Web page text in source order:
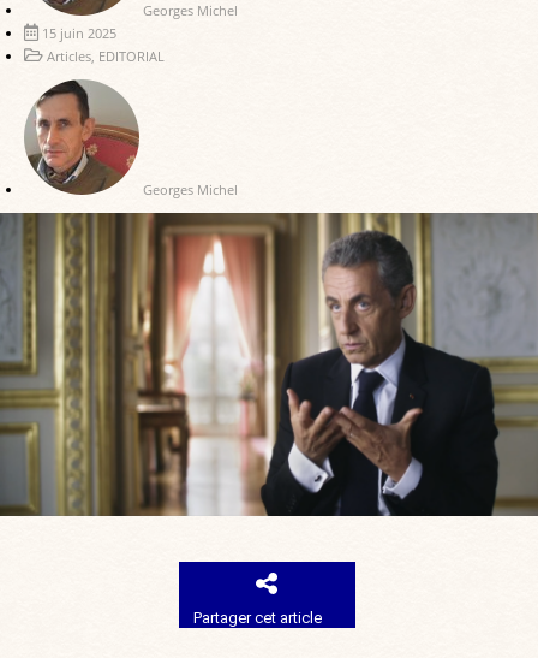
Georges Michel
15 juin 2025
Articles, EDITORIAL
Georges Michel
Partager cet article